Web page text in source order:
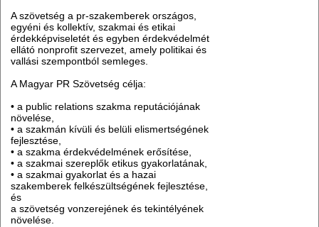
A szövetség a pr-szakemberek országos,
egyéni és kollektív, szakmai és etikai
érdekképviseletét és egyben érdekvédelmét
ellátó nonprofit szervezet, amely politikai és
vallási szempontból semleges.
A Magyar PR Szövetség célja:
• a public relations szakma reputációjának
növelése,
• a szakmán kívüli és belüli elismertségének
fejlesztése,
• a szakma érdekvédelmének erősítése,
• a szakmai szereplők etikus gyakorlatának,
• a szakmai gyakorlat és a hazai
szakemberek felkészültségének fejlesztése,
és
a szövetség vonzerejének és tekintélyének
növelése.